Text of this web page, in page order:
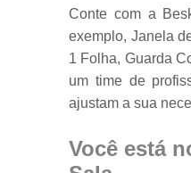
Conte com a
exemplo, Janela
1 Folha, Guarda
um time de
ajustam a sua
Você está